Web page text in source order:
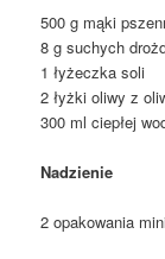
500 g mąki
8 g suchych
1 łyżeczka soli
2 łyżki oliwy z
300 ml ciepłej
Nadzienie
2 opakowania